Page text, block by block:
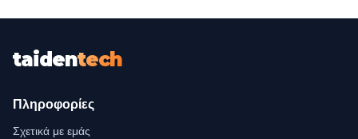
taidentech
Πληροφορίες
Σχετικά με εμάς